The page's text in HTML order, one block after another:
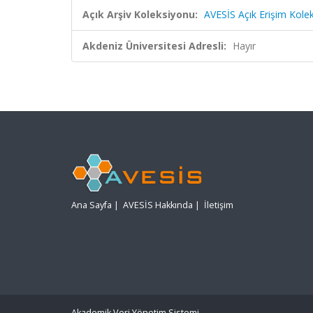
Açık Arşiv Koleksiyonu: AVESİS Açık Erişim
Akdeniz Üniversitesi Adresli: Hayır
Ana Sayfa | AVESİS Hakkında | İletişim